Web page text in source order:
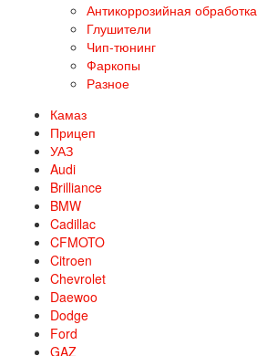
Антикоррозийная обработка
Глушители
Чип-тюнинг
Фаркопы
Разное
Камаз
Прицеп
УАЗ
Audi
Brilliance
BMW
Cadillac
CFMOTO
Citroen
Chevrolet
Daewoo
Dodge
Ford
GAZ